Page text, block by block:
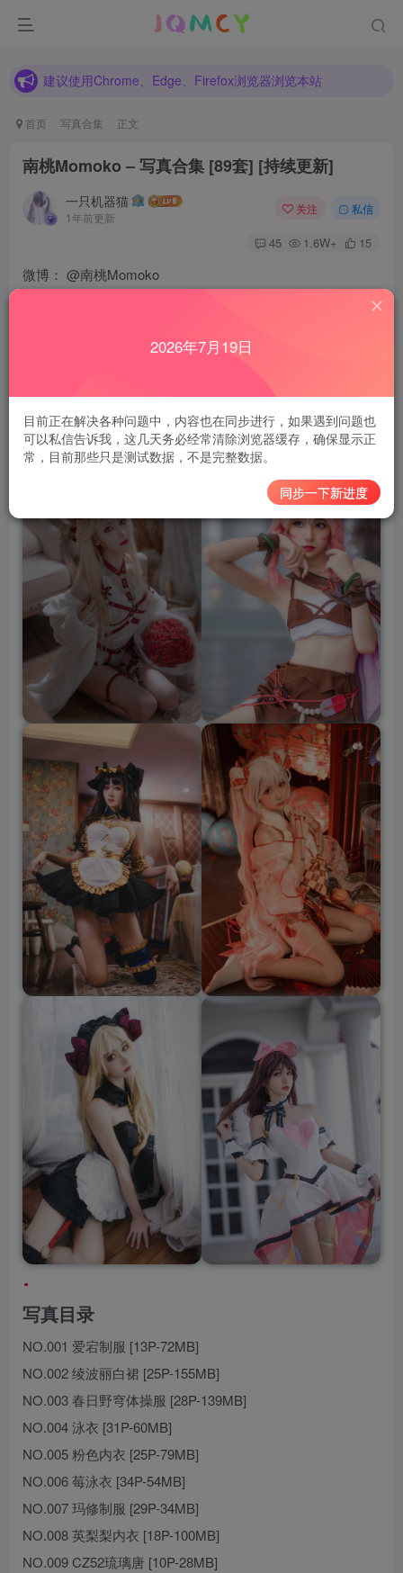
建议使用Chrome、Edge、Firefox浏览器浏览本站
建议使用Chrome、Edge、Firefox浏览器浏览本站
首页 写真合集 正文
南桃Momoko – 写真合集 [89套] [持续更新]
一只机器猫
1年前更新
关注 私信
45 1.6W+ 15
微博： @南桃Momoko
2023年03月03日更新
预览图
写真目录
NO.001 爱宕制服 [13P-72MB]
NO.002 绫波丽白裙 [25P-155MB]
NO.003 春日野穹体操服 [28P-139MB]
NO.004 泳衣 [31P-60MB]
NO.005 粉色内衣 [25P-79MB]
NO.006 莓泳衣 [34P-54MB]
NO.007 玛修制服 [29P-34MB]
NO.008 英梨梨内衣 [18P-100MB]
NO.009 CZ52琉璃唐 [10P-28MB]
2026年7月19日
目前正在解决各种问题中，内容也在同步进行，如果遇到问题也
可以私信告诉我，这几天务必经常清除浏览器缓存，确保显示正
常，目前那些只是测试数据，不是完整数据。
同步一下新进度